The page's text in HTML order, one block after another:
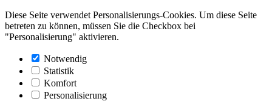
Diese Seite verwendet Personalisierungs-Cookies. Um diese Seite
betreten zu können, müssen Sie die Checkbox bei
"Personalisierung" aktivieren.
Notwendig
Statistik
Komfort
Personalisierung